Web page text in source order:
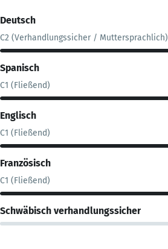
Deutsch
C2 (Verhandlungssicher / Muttersprachlich)
Spanisch
C1 (Fließend)
Englisch
C1 (Fließend)
Französisch
C1 (Fließend)
Schwäbisch verhandlungssicher